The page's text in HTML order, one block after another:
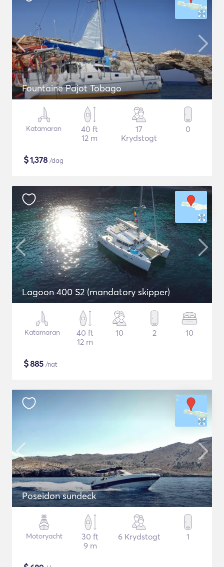
Fountaine Pajot Tobago
Katamaran
40 ft
12 m
17
Krydstogt
0
$1,378 /dag
Lagoon 400 S2 (mandatory skipper)
Katamaran
40 ft
12 m
10 2 10
$885 /nat
Poseidon sundeck
Motoryacht
30 ft
9 m
6 Krydstogt 1